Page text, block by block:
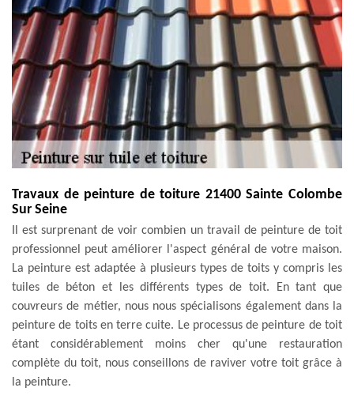
Travaux de peinture de toiture 21400 Sainte Colombe
Sur Seine
Il est surprenant de voir combien un travail de peinture de toit
professionnel peut améliorer l'aspect général de votre maison.
La peinture est adaptée à plusieurs types de toits y compris les
tuiles de béton et les différents types de toit. En tant que
couvreurs de métier, nous nous spécialisons également dans la
peinture de toits en terre cuite. Le processus de peinture de toit
étant considérablement moins cher qu'une restauration
complète du toit, nous conseillons de raviver votre toit grâce à
la peinture.